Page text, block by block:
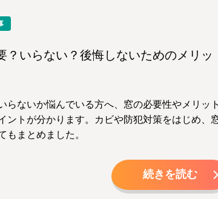
？いらない？後悔しないためのメリッ
らないか悩んでいる方へ、窓の必要性やメリッ
ントが分かります。カビや防犯対策をはじめ、
もまとめました。
続きを読む